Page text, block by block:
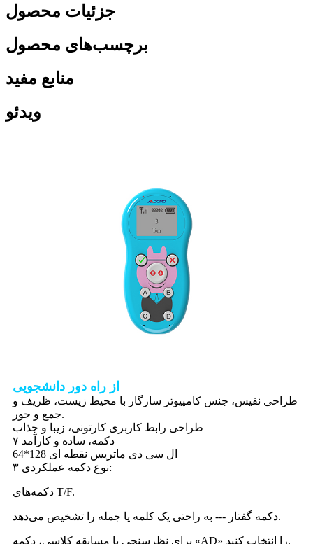
جزئیات محصول
برچسب‌های محصول
منابع مفید
ویدئو
از راه دور دانشجویی
طراحی نفیس، جنس کامپیوتر سازگار با محیط زیست، ظریف و
جمع و جور.
طراحی رابط کاربری کارتونی، زیبا و جذاب
۷ دکمه، ساده و کارآمد
ال سی دی ماتریس نقطه ای 128*64
۳ نوع دکمه عملکردی:
دکمه‌های T/F.
دکمه گفتار --- به راحتی یک کلمه یا جمله را تشخیص می‌دهد.
برای نظرسنجی یا مسابقه کلاسی، دکمه «AD» را انتخاب کنید.